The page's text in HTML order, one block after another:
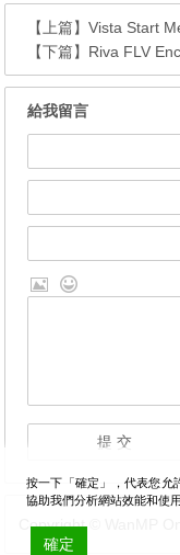
【上篇】Vista Start
【下篇】 Riva FLV
給我留言
Copyright © WanMP
按一下「確定」，代表您允
協助我們分析網站效能和使
確定